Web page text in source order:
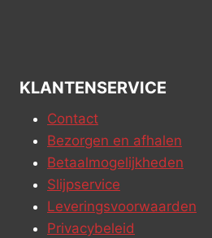
KLANTENSERVICE
Contact
Bezorgen en afhalen
Betaalmogelijkheden
Slijpservice
Leveringsvoorwaarden
Privacybeleid